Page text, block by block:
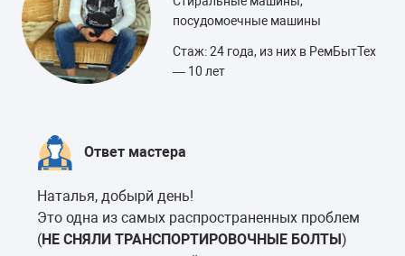
посудомоечные машины
Стаж: 24 года, из них в РемБытТех
— 10 лет
Ответ мастера
Наталья, добырй день!
Это одна из самых распространенных проблем
(НЕ СНЯЛИ ТРАНСПОРТИРОВОЧНЫЕ БОЛТЫ)